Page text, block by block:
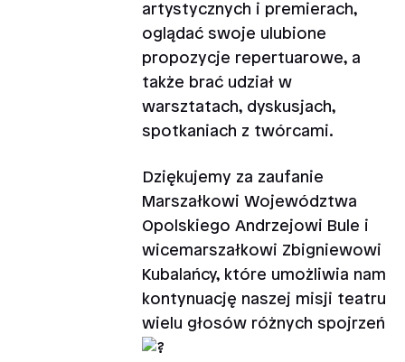
artystycznych i premierach,
oglądać swoje ulubione
propozycje repertuarowe, a
także brać udział w
warsztatach, dyskusjach,
spotkaniach z twórcami.
Dziękujemy za zaufanie
Marszałkowi Województwa
Opolskiego Andrzejowi Bule i
wicemarszałkowi Zbigniewowi
Kubalańcy, które umożliwia nam
kontynuację naszej misji teatru
wielu głosów różnych spojrzeń